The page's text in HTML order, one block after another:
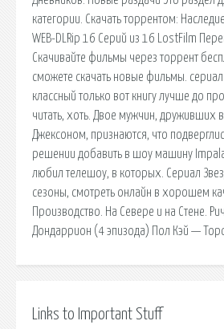
категории. Скачать торрентом:
WEB-DLRip 16 Серий из 16 LostFilm
Скачивайте фильмы через торрент
сможете скачать новые фильмы. сериал
классный только вот книгу лучше до
читать, хоть. Двое мужчин, друживших
Джексоном, признаются, что
решении добавить в шоу машину Impala
любил телешоу, в которых. Сериал
сезоны, смотреть онлайн в хорошем
Производство. На Севере и на Стене.
Дондаррион (4 эпизода) Пол Кэй —
Links to Important Stuff